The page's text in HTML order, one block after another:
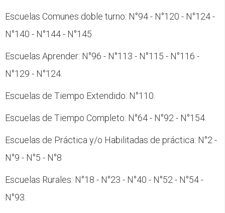
Escuelas Comunes doble turno: N°94 - N°120 - N°124 -
N°140 - N°144 - N°145.
Escuelas Aprender: N°96 - N°113 - N°115 - N°116 -
N°129 - N°124.
Escuelas de Tiempo Extendido: N°110.
Escuelas de Tiempo Completo: N°64 - N°92 - N°154.
Escuelas de Práctica y/o Habilitadas de práctica: N°2 -
N°9 - N°5 - N°8
Escuelas Rurales: N°18 - N°23 - N°40 - N°52 - N°54 -
N°93.